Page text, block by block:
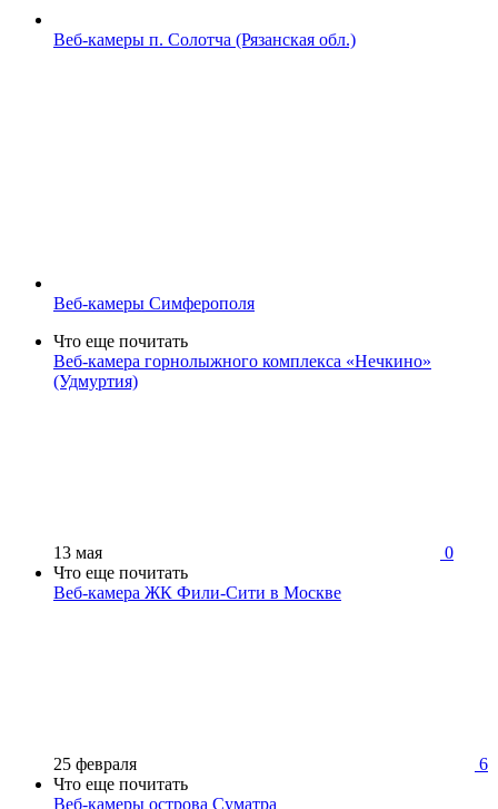
Веб-камеры п. Солотча (Рязанская обл.)
Веб-камеры Симферополя
Что еще почитать
Веб-камера горнолыжного комплекса «Нечкино»
(Удмуртия)
13 мая
0
Что еще почитать
Веб-камера ЖК Фили-Сити в Москве
25 февраля
6
Что еще почитать
Веб-камеры острова Суматра